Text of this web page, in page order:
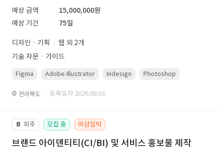
예상 금액
15,000,000원
예상 기간
75일
디자인 · 기획
웹 외 2개
기술 자문ㆍ가이드
Figma Adobe Illustrator Indesign Photoshop
전라북도 · 등록일자 2026.08.03.
📔 외주 모집 중 마감임박
브랜드 아이덴티티(CI/BI) 및 서비스 홍보물 제작